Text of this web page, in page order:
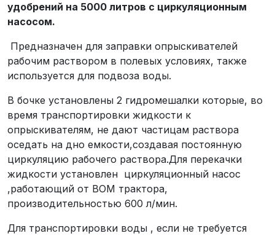
удобрений на 5000 литров с циркуляционным
насосом.
Предназначен для заправки опрыскивателей
рабочим раствором в полевых условиях, также
используется для подвоза воды.
В бочке установлены 2 гидромешалки которые, во
время транспортировки жидкости к
опрыскивателям, не дают частицам раствора
оседать на дно емкости,создавая постоянную
циркуляцию рабочего раствора.Для перекачки
жидкости установлен циркуляционный насос
,работающий от ВОМ трактора,
производительностью 600 л/мин.
Для транспортировки воды , если не требуется